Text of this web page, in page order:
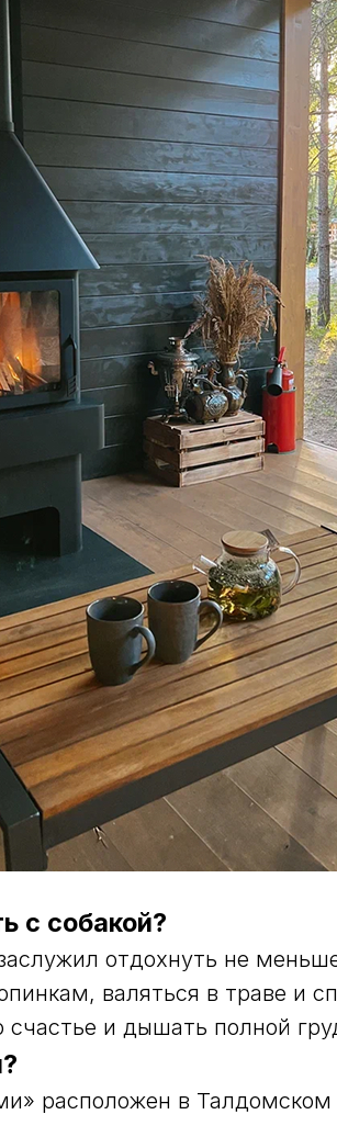
с собакой?
отдохнуть не
валяться в траве и
и дышать полной
расположен в Талдомском